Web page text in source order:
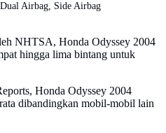
Airbag, Side Airbag
NHTSA, Honda Odyssey 2004
hingga lima bintang untuk
Honda Odyssey 2004
dibandingkan mobil-mobil lain